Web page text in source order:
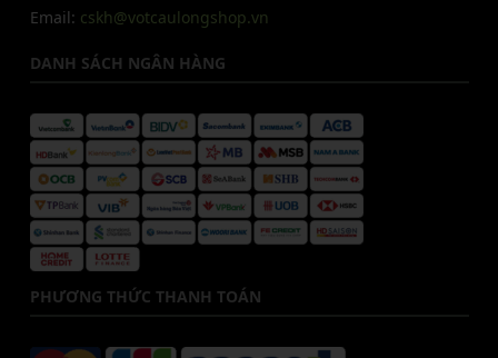
Email: cskh@votcaulongshop.vn
DANH SÁCH NGÂN HÀNG
PHƯƠNG THỨC THANH TOÁN